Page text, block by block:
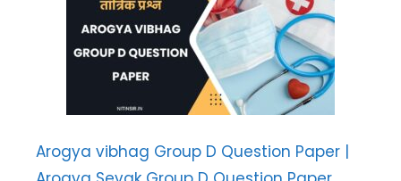
Arogya vibhag Group D Question Paper |